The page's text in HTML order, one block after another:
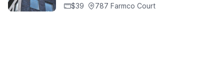
$39 787 Farmco Court